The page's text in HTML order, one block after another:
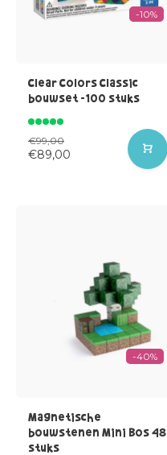
-10%
Clear Colors Classic
bouwset -100 stuks
€99,00
€89,00
-40%
Magnetische
bouwstenen Mini Bos 48
stuks